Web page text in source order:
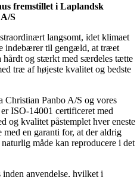
fremstillet i Laplandsk
S
langsomt, idet klimaet
indebærer til gengæld, at træet
hårdt og stærkt med særdeles tætte
træ af højeste kvalitet og bedste
Panbo A/S og vores
ISO-14001 certificeret med
og kvalitet påstemplet hver eneste
en garanti for, at der aldrig
måde kan reproducere i det
anvendelse, hvilket i